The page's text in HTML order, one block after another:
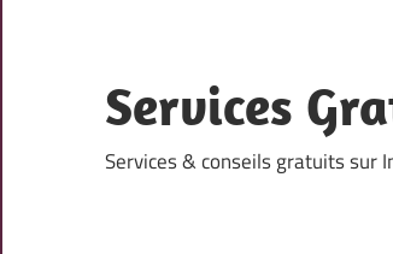
content
Services
Services & conseils gratuits sur